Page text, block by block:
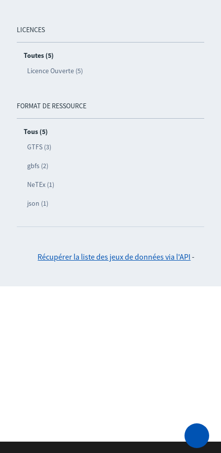
LICENCES
Toutes (5)
Licence Ouverte (5)
FORMAT DE RESSOURCE
Tous (5)
GTFS (3)
gbfs (2)
NeTEx (1)
json (1)
Récupérer la liste des jeux de données via l'API -